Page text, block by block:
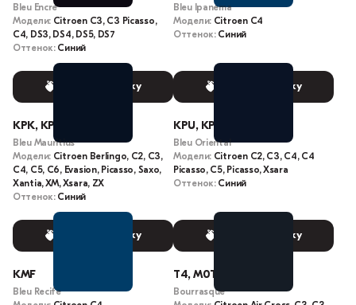
Bleu Encre
Модели: Citroen C3, C3 Picasso,
C4, DS3, DS4, DS5, DS7
Оттенок: Синий
Выбрать краску
Bleu Ipanema
Модели: Citroen C4
Оттенок: Синий
Выбрать краску
KPK, KPKD
Bleu Mauritius
Модели: Citroen Berlingo, C2, C3,
C4, C5, C6, Evasion, Picasso, Saxo,
Xantia, XM, Xsara, ZX
Оттенок: Синий
Выбрать краску
KPU, KPUD
Bleu Oriental
Модели: Citroen C2, C3, C4, C4
Picasso, C5, Picasso, Xsara
Оттенок: Синий
Выбрать краску
KMF
Bleu Recife
T4, M0T4, KGN
Bourrasque